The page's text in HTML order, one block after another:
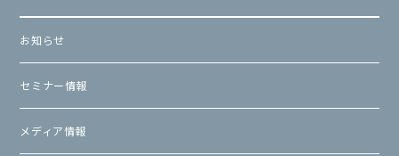
お知らせ
セミナー情報
メディア情報